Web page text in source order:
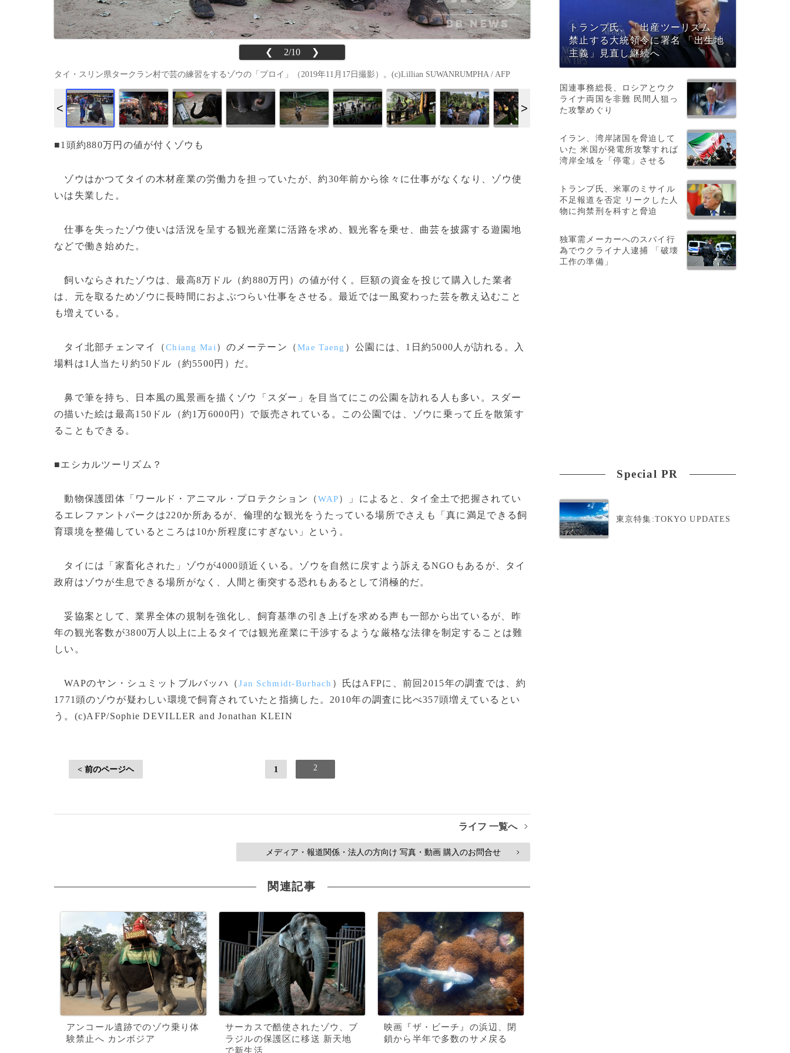
❮ 2/10 ❯
タイ・スリン県タークラン村で芸の練習をするゾウの「プロイ」（2019年11月17日撮影）。(c)Lillian SUWANRUMPHA / AFP
■1頭約880万円の値が付くゾウも
ゾウはかつてタイの木材産業の労働力を担っていたが、約30年前から徐々に仕事がなくなり、ゾウ使
いは失業した。
仕事を失ったゾウ使いは活況を呈する観光産業に活路を求め、観光客を乗せ、曲芸を披露する遊園地
などで働き始めた。
飼いならされたゾウは、最高8万ドル（約880万円）の値が付く。巨額の資金を投じて購入した業者
は、元を取るためゾウに長時間におよぶつらい仕事をさせる。最近では一風変わった芸を教え込むこと
も増えている。
タイ北部チェンマイ（Chiang Mai ）のメーテーン（Mae Taeng ）公園には、1日約5000人が訪れる。入
場料は1人当たり約50ドル（約5500円）だ。
鼻で筆を持ち、日本風の風景画を描くゾウ「スダー」を目当てにこの公園を訪れる人も多い。スダー
の描いた絵は最高150ドル（約1万6000円）で販売されている。この公園では、ゾウに乗って丘を散策す
ることもできる。
■エシカルツーリズム？
動物保護団体「ワールド・アニマル・プロテクション（WAP）」によると、タイ全土で把握されてい
るエレファントパークは220か所あるが、倫理的な観光をうたっている場所でさえも「真に満足できる飼
育環境を整備しているところは10か所程度にすぎない」という。
タイには「家畜化された」ゾウが4000頭近くいる。ゾウを自然に戻すよう訴えるNGOもあるが、タイ
政府はゾウが生息できる場所がなく、人間と衝突する恐れもあるとして消極的だ。
妥協案として、業界全体の規制を強化し、飼育基準の引き上げを求める声も一部から出ているが、昨
年の観光客数が3800万人以上に上るタイでは観光産業に干渉するような厳格な法律を制定することは難
しい。
WAPのヤン・シュミットブルバッハ（Jan Schmidt-Burbach ）氏はAFPに、前回2015年の調査では、約
1771頭のゾウが疑わしい環境で飼育されていたと指摘した。2010年の調査に比べ357頭増えているとい
う。(c)AFP/Sophie DEVILLER and Jonathan KLEIN
< 前のページヘ 1 2
ライフ 一覧へ >
メディア・報道関係・法人の方向け 写真・動画 購入のお問合せ >
関連記事
アンコール遺跡でのゾウ乗り体
験禁止へ カンボジア
サーカスで酷使されたゾウ、ブ
ラジルの保護区に移送 新天地
で新生活
映画『ザ・ビーチ』の浜辺、閉
鎖から半年で多数のサメ戻る
トランプ氏、「出産ツーリズム」
禁止する大統領令に署名 「出生地
主義」見直し継続へ
国連事務総長、ロシアとウク
ライナ両国を非難 民間人狙っ
た攻撃めぐり
イラン、湾岸諸国を脅迫して
いた 米国が発電所攻撃すれば
湾岸全域を「停電」させる
トランプ氏、米軍のミサイル
不足報道を否定 リークした人
物に拘禁刑を科すと脅迫
独軍需メーカーへのスパイ行
為でウクライナ人逮捕 「破壊
工作の準備」
Special PR
東京特集:TOKYO UPDATES